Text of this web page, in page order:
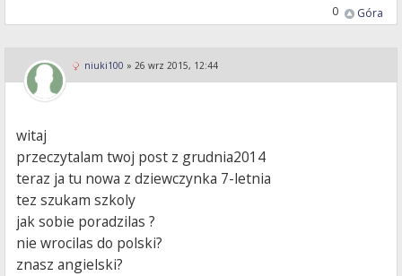
Góra
0
niuki100 » 26 wrz 2015, 12:44
witaj
przeczytalam twoj post z grudnia2014
teraz ja tu nowa z dziewczynka 7-letnia
tez szukam szkoly
jak sobie poradzilas ?
nie wrocilas do polski?
znasz angielski?